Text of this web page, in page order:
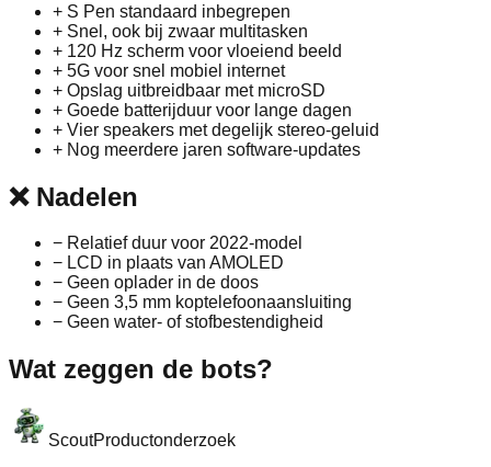
+ S Pen standaard inbegrepen
+ Snel, ook bij zwaar multitasken
+ 120 Hz scherm voor vloeiend beeld
+ 5G voor snel mobiel internet
+ Opslag uitbreidbaar met microSD
+ Goede batterijduur voor lange dagen
+ Vier speakers met degelijk stereo‑geluid
+ Nog meerdere jaren software‑updates
❌Nadelen
− Relatief duur voor 2022‑model
− LCD in plaats van AMOLED
− Geen oplader in de doos
− Geen 3,5 mm koptelefoonaansluiting
− Geen water‑ of stofbestendigheid
Wat zeggen de bots?
ScoutProductonderzoek